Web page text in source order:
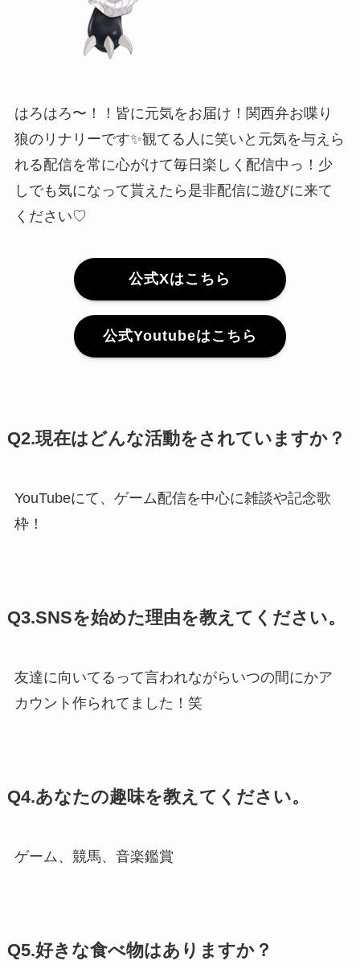
はろはろ〜！！皆に元気をお届け！関西弁お喋り
狼のリナリーです✨観てる人に笑いと元気を与えら
れる配信を常に心がけて毎日楽しく配信中っ！少
しでも気になって貰えたら是非配信に遊びに来て
ください♡
公式Xはこちら
公式Youtubeはこちら
Q2.現在はどんな活動をされていますか？
YouTubeにて、ゲーム配信を中心に雑談や記念歌
枠！
Q3.SNSを始めた理由を教えてください。
友達に向いてるって言われながらいつの間にかア
カウント作られてました！笑
Q4.あなたの趣味を教えてください。
ゲーム、競馬、音楽鑑賞
Q5.好きな食べ物はありますか？